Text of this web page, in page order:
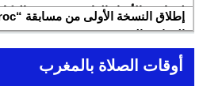
لمواجهة الأخبار الزائفة في عصر
القراءة بالفرنسية سنة 2026
أوقات الصلاة بالمغرب